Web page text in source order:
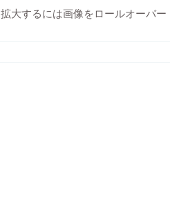
拡大するには画像をロールオーバー